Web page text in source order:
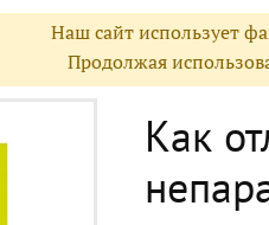
Наш сайт использует
Продолжая
Как